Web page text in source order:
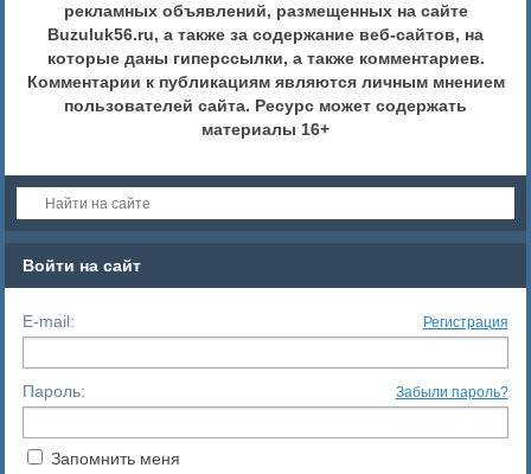
рекламных объявлений, размещенных на сайте
Buzuluk56.ru, а также за содержание веб-сайтов, на
которые даны гиперссылки, а также комментариев.
Комментарии к публикациям являются личным мнением
пользователей сайта. Ресурс может содержать
материалы 16+
Войти на сайт
E-mail: Регистрация
Пароль: Забыли пароль?
Запомнить меня